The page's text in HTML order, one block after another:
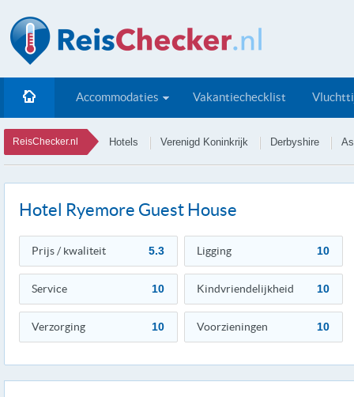
Accommodaties Vakantiechecklist
ReisChecker.nl Hotels Verenigd Koninkrijk Derbyshire
Hotel Ryemore Guest House
Prijs / kwaliteit 5.3 Ligging 10
Service 10 Kindvriendelijkheid 10
Verzorging 10 Voorzieningen 10